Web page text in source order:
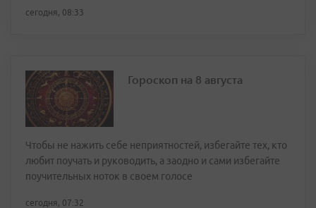
сегодня, 08:33
Гороскоп на 8 августа
Чтобы не нажить себе неприятностей, избегайте тех, кто
любит поучать и руководить, а заодно и сами избегайте
поучительных ноток в своем голосе
сегодня, 07:32